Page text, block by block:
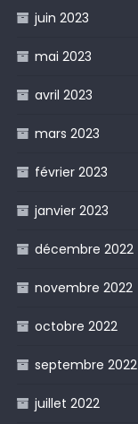
juin 2023
mai 2023
avril 2023
mars 2023
février 2023
janvier 2023
décembre 2022
novembre 2022
octobre 2022
septembre 2022
juillet 2022